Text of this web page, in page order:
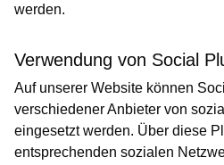
werden.
Verwendung von Social
Auf unserer Website können
verschiedener Anbieter von
eingesetzt werden. Über diese
entsprechenden sozialen